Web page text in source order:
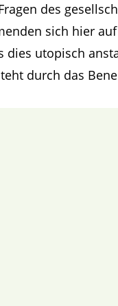
des
sich hier
utopisch
durch das